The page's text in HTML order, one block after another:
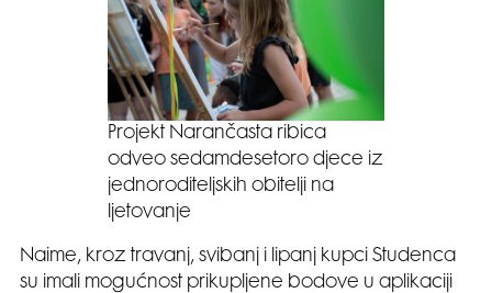
Projekt Narančasta ribica
odveo sedamdesetoro djece iz
jednoroditeljskih obitelji na
ljetovanje
Naime, kroz travanj, svibanj i lipanj kupci Studenca
su imali mogućnost prikupljene bodove u aplikaciji